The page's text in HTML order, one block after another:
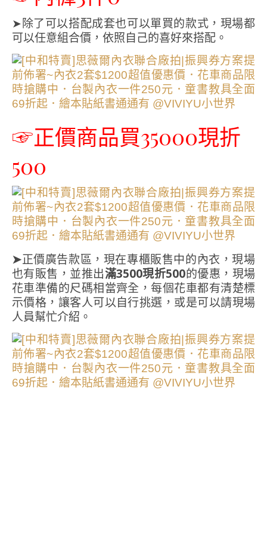
➤除了可以搭配成套也可以單買的款式，現場都
可以任意組合價，依照自己的喜好來搭配。
☞正價商品買35000現折
500
➤正價廣告款區，現在專櫃販售中的內衣，現場
也有販售，並推出滿3500現折500的優惠，現場
花車準備的尺碼相當齊全，每個花車都有清楚標
示價格，讓客人可以自行挑選，或是可以請現場
人員幫忙介紹。